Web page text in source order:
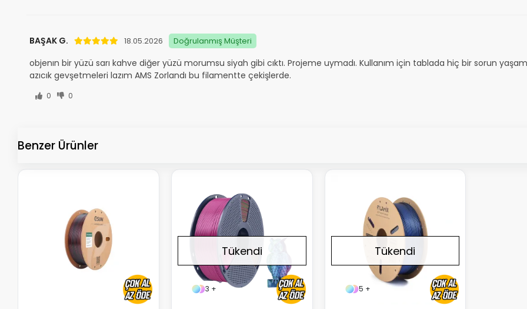
BAŞAK G. 18.05.2026 Doğrulanmış Müşteri
objenın bir yüzü sarı kahve diğer yüzü morumsu siyah gibi cıktı. Projeme uymadı. Kullanım için tablada hiç bir sorun
azıcık gevşetmeleri lazım AMS Zorlandı bu filamentte çekişlerde.
0 0
Benzer Ürünler
3 +
Tükendi
5 +
Tükendi